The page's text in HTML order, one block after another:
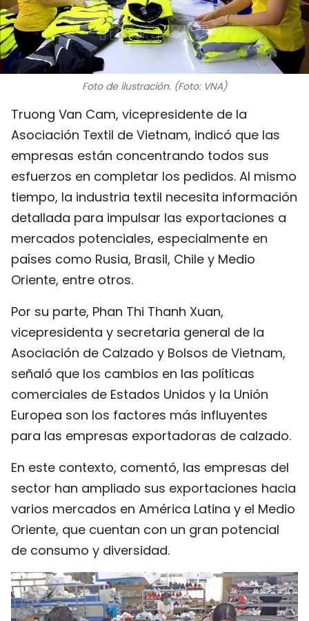
TIẾNG VIỆT
ENGLISH
中文
FRANÇAIS
РУССКИЙ
Foto de ilustración. (Foto: VNA)
Truong Van Cam, vicepresidente de la
Asociación Textil de Vietnam, indicó que las
empresas están concentrando todos sus
esfuerzos en completar los pedidos. Al mismo
tiempo, la industria textil necesita información
detallada para impulsar las exportaciones a
mercados potenciales, especialmente en
países como Rusia, Brasil, Chile y Medio
Oriente, entre otros.
Por su parte, Phan Thi Thanh Xuan,
vicepresidenta y secretaria general de la
Asociación de Calzado y Bolsos de Vietnam,
señaló que los cambios en las políticas
comerciales de Estados Unidos y la Unión
Europea son los factores más influyentes
para las empresas exportadoras de calzado.
En este contexto, comentó, las empresas del
sector han ampliado sus exportaciones hacia
varios mercados en América Latina y el Medio
Oriente, que cuentan con un gran potencial
de consumo y diversidad.